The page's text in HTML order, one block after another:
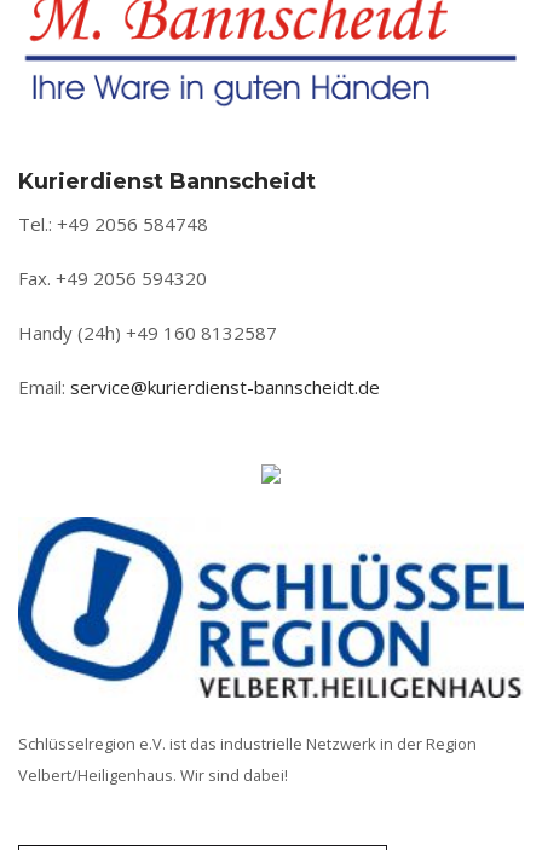
Kurierdienst Bannscheidt
Tel.: +49 2056 584748
Fax. +49 2056 594320
Handy (24h) +49 160 8132587
Email: service@kurierdienst-bannscheidt.de
Schlüsselregion e.V. ist das industrielle Netzwerk in der Region
Velbert/Heiligenhaus. Wir sind dabei!